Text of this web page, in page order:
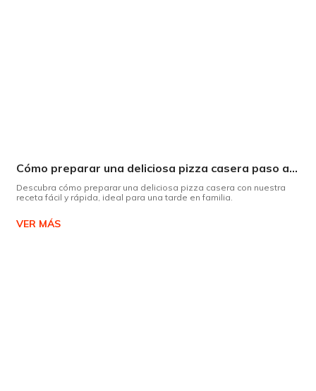
Cómo preparar una deliciosa pizza casera paso a paso
Descubra cómo preparar una deliciosa pizza casera con nuestra
receta fácil y rápida, ideal para una tarde en familia.
VER MÁS